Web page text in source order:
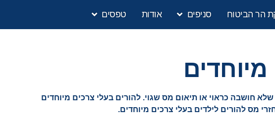
הר הביטוח סניפים אודות טפסים
חושבה כראוי או תיאום מס שגוי. להורים בעלי צרכים מיוחדים
מס להורים לילדים בעלי צרכים מיוחדים.